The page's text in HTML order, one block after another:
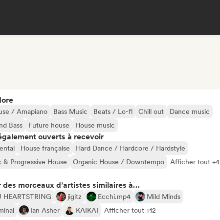
/ Amapiano Bass Music Beats / Lo-fi Chill out
Dance music
Bass Future house House music
ouverts à recevoir
House française
Hard Dance / Hardcore / Hardstyle
& Progressive House Organic House / Downtempo Afficher tout +4
morceaux d’artistes similaires à…
HEARTSTRING jigitz Ecchi.mp4
Mild Minds
Ian Asher KAIKAI Afficher tout +12